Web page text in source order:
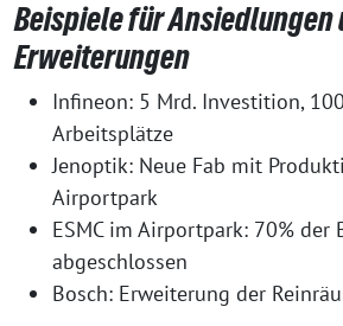
Beispiele für Ansiedlungen
Erweiterungen
Infineon: 5 Mrd. Investition,
Arbeitsplätze
Jenoptik: Neue Fab mit
Airportpark
ESMC im Airportpark: 70% der
abgeschlossen
Bosch: Erweiterung der